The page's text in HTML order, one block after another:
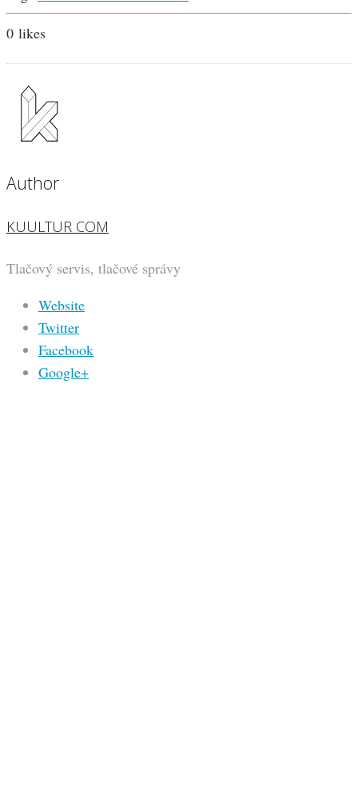
0 likes
Author
KUULTUR COM
Tlačový servis, tlačové správy
Website
Twitter
Facebook
Google+